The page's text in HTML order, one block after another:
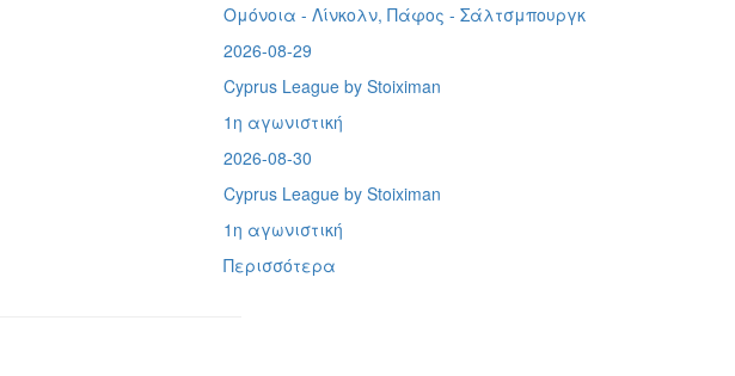
Ομόνοια - Λίνκολν, Πάφος - Σάλτσμπουργκ
2026-08-29
Cyprus League by Stoiximan
1η αγωνιστική
2026-08-30
Cyprus League by Stoiximan
1η αγωνιστική
Περισσότερα